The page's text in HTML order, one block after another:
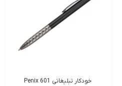
خودکار تبلیغاتی Penix 601